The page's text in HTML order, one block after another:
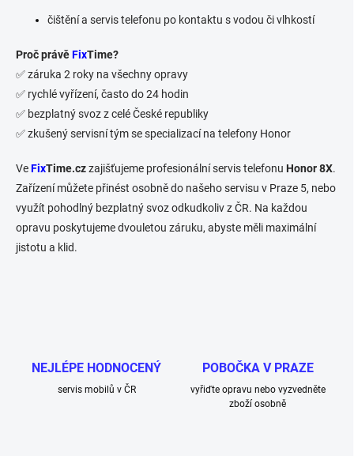
čištění a servis telefonu po kontaktu s vodou či vlhkostí
Proč právěFixTime?
✅ záruka 2 roky na všechny opravy
✅ rychlé vyřízení, často do 24 hodin
✅ bezplatný svoz z celé České republiky
✅ zkušený servisní tým se specializací na telefony Honor
VeFixTime.czzajišťujeme profesionální servis telefonu Honor 8X.
Zařízení můžete přinést osobně do našeho servisu v Praze 5, nebo
využít pohodlný bezplatný svoz odkudkoliv z ČR. Na každou
opravu poskytujeme dvouletou záruku, abyste měli maximální
jistotu a klid.
NEJLÉPE HODNOCENÝ
servis mobilů v ČR
POBOČKA V PRAZE
vyřiďte opravu nebo vyzvedněte
zboží osobně